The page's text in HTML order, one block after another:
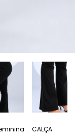
. CALÇA